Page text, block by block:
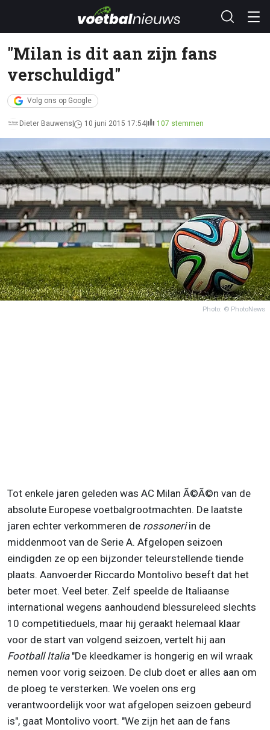
"Milan is dit aan zijn fans
verschuldigd"
Volg ons op Google
Dieter Bauwens 10 juni 2015 17:54 107 stemmen
Photo: © PhotoNews
Tot enkele jaren geleden was AC Milan Ã©Ã©n van de
absolute Europese voetbalgrootmachten. De laatste
jaren echter verkommeren de rossoneriin de
middenmoot van de Serie A. Afgelopen seizoen
eindigden ze op een bijzonder teleurstellende tiende
plaats. Aanvoerder Riccardo Montolivo beseft dat het
beter moet. Veel beter. Zelf speelde de Italiaanse
international wegens aanhoudend blessureleed slechts
10 competitieduels, maar hij geraakt helemaal klaar
voor de start van volgend seizoen, vertelt hij aan
Football Italia"De kleedkamer is hongerig en wil wraak
nemen voor vorig seizoen. De club doet er alles aan om
de ploeg te versterken. We voelen ons erg
verantwoordelijk voor wat afgelopen seizoen gebeurd
is", gaat Montolivo voort. "We zijn het aan de fans